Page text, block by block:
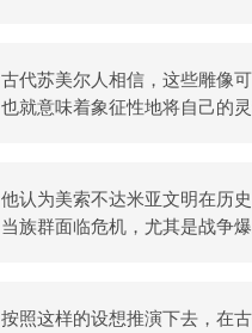
古代苏美尔人相信，这些雕像
也就意味着象征性地将自己的
他认为美索不达米亚文明在历
当族群面临危机，尤其是战争
按照这样的设想推演下去，在